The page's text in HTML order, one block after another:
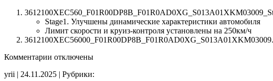
Stage1. Улучшены динамические характеристики автомобиля
Лимит скорости и круиз-контроля установлены на 250км/ч
Комментарии к
3612100XEC560
отключены
yrii | 24.11.2025 | Рубрики: